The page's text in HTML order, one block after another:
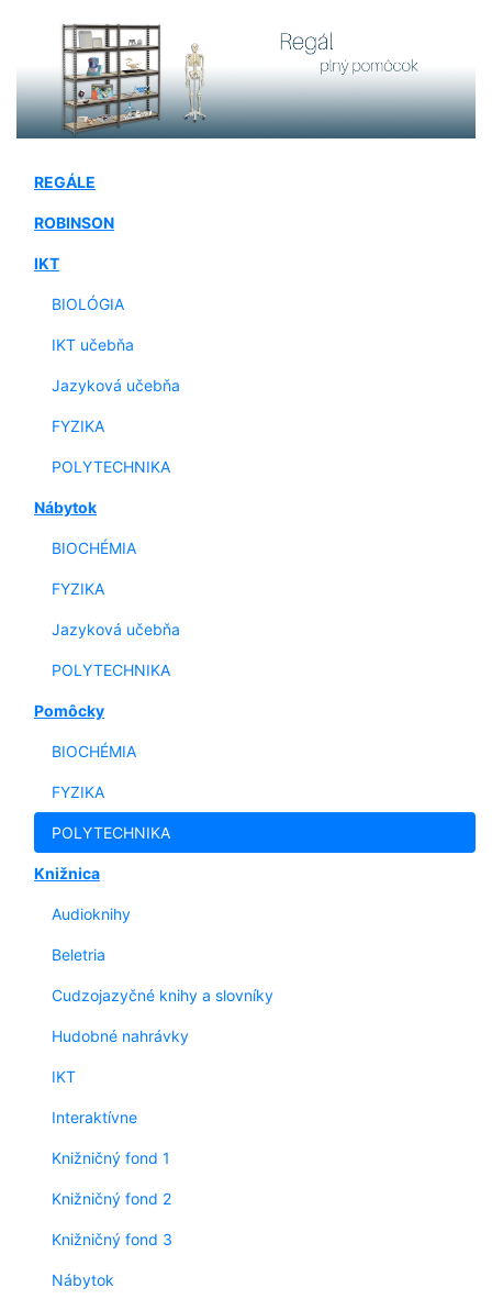
REGÁLE
ROBINSON
IKT
BIOLÓGIA
IKT učebňa
Jazyková učebňa
FYZIKA
POLYTECHNIKA
Nábytok
BIOCHÉMIA
FYZIKA
Jazyková učebňa
POLYTECHNIKA
Pomôcky
BIOCHÉMIA
FYZIKA
POLYTECHNIKA
Knižnica
Audioknihy
Beletria
Cudzojazyčné knihy a slovníky
Hudobné nahrávky
IKT
Interaktívne
Knižničný fond 1
Knižničný fond 2
Knižničný fond 3
Nábytok